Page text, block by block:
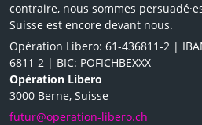
contraire, nous sommes
Suisse est encore devant nous.
Opération Libero: 61-436811-2 |
6811 2 | BIC: POFICHBEXXX
Opération Libero
3000 Berne, Suisse
futur@operation-libero.ch